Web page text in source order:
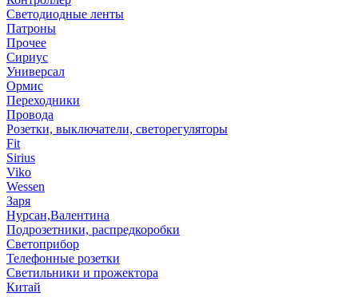
Светодиодные ленты
Патроны
Прочее
Сириус
Универсал
Ормис
Переходники
Провода
Розетки, выключатели, светорегуляторы
Fit
Sirius
Viko
Wessen
Заря
Нурсан,Валентина
Подрозетники, распредкоробки
Светоприбор
Телефонные розетки
Светильники и прожектора
Китай